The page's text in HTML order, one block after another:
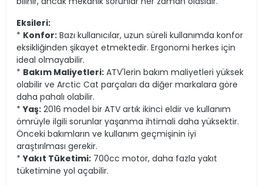
Eksileri:
* Konfor: Bazı kullanıcılar, uzun süreli kullanımda konfor
eksikliğinden şikayet etmektedir. Ergonomi herkes için
ideal olmayabilir.
* Bakım Maliyetleri: ATV'lerin bakım maliyetleri yüksek
olabilir ve Arctic Cat parçaları da diğer markalara göre
daha pahalı olabilir.
*Yaş: 2016 model bir ATV artık ikinci eldir ve kullanım
ömrüyle ilgili sorunlar yaşanma ihtimali daha yüksektir.
Önceki bakımların ve kullanım geçmişinin iyi
araştırılması gerekir.
*Yakıt Tüketimi: 700cc motor, daha fazla yakıt
tüketimine yol açabilir.